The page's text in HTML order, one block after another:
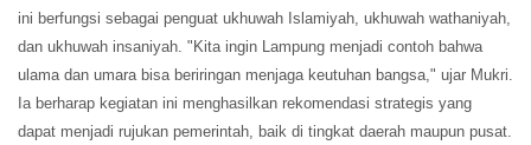
ini berfungsi sebagai penguat ukhuwah Islamiyah, ukhuwah wathaniyah,
dan ukhuwah insaniyah. "Kita ingin Lampung menjadi contoh bahwa
ulama dan umara bisa beriringan menjaga keutuhan bangsa," ujar Mukri.
Ia berharap kegiatan ini menghasilkan rekomendasi strategis yang
dapat menjadi rujukan pemerintah, baik di tingkat daerah maupun pusat.